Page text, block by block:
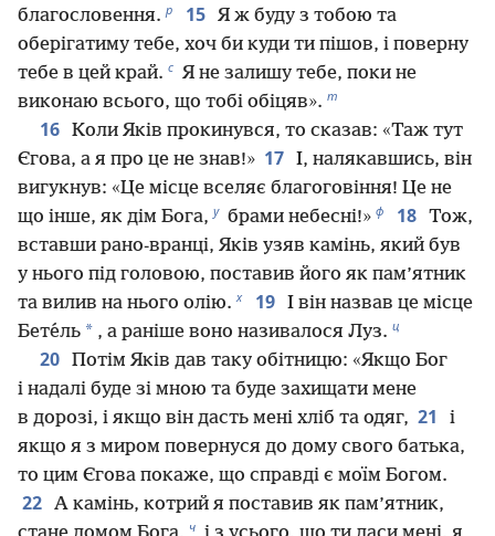
благословення. р 15 Я ж буду з тобою та
оберігатиму тебе, хоч би куди ти пішов, і поверну
тебе в цей край. с Я не залишу тебе, поки не
виконаю всього, що тобі обіцяв». т
16 Коли Яків прокинувся, то сказав: «Таж тут
Єгова, а я про це не знав!» 17 І, налякавшись, він
вигукнув: «Це місце вселяє благоговіння! Це не
що інше, як дім Бога, у брами небесні!» ф 18 Тож,
вставши рано-вранці, Яків узяв камінь, який був
у нього під головою, поставив його як пам’ятник
та вилив на нього олію. х 19 І він назвав це місце
Бете́ль * , а раніше воно називалося Луз. ц
20 Потім Яків дав таку обітницю: «Якщо Бог
і надалі буде зі мною та буде захищати мене
в дорозі, і якщо він дасть мені хліб та одяг, 21
і
якщо я з миром повернуся до дому свого батька,
то цим Єгова покаже, що справді є моїм Богом.
22 А камінь, котрий я поставив як пам’ятник,
ч